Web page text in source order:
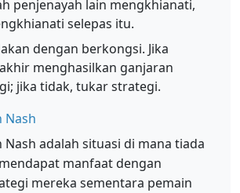
penjenayah lain mengkhianati,
selepas itu.
dengan berkongsi. Jika
menghasilkan ganjaran
jika tidak, tukar strategi.
Nash
Nash adalah situasi di mana tiada
manfaat dengan
mereka sementara pemain